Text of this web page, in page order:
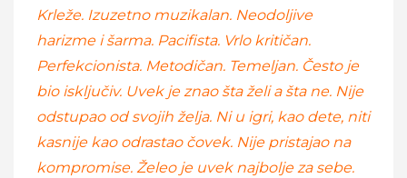
Krleže. Izuzetno muzikalan. Neodoljive
harizme i šarma. Pacifista. Vrlo kritičan.
Perfekcionista. Metodičan. Temeljan. Često je
bio isključiv. Uvek je znao šta želi a šta ne. Nije
odstupao od svojih želja. Ni u igri, kao dete, niti
kasnije kao odrastao čovek. Nije pristajao na
kompromise. Želeo je uvek najbolje za sebe.